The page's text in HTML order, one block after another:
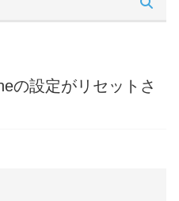
の設定がリセットさ